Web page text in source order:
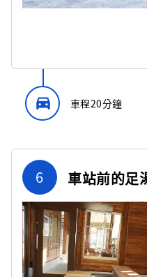
directions_car_filled 車程20分鐘
6 車站前的